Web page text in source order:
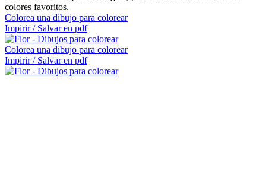
colores favoritos.
Colorea una dibujo para colorear
Impirir / Salvar en pdf
Colorea una dibujo para colorear
Impirir / Salvar en pdf